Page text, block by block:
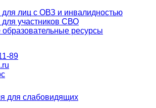
лиц с ОВЗ и инвалидностью
участников СВО
ресурсы
89
для слабовидящих